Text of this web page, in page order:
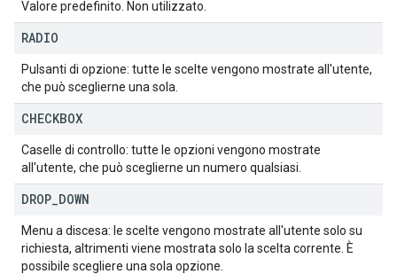
Valore predefinito. Non utilizzato.
RADIO
Pulsanti di opzione: tutte le scelte vengono mostrate all'utente,
che può sceglierne una sola.
CHECKBOX
Caselle di controllo: tutte le opzioni vengono mostrate
all'utente, che può sceglierne un numero qualsiasi.
DROP DOWN
Menu a discesa: le scelte vengono mostrate all'utente solo su
richiesta, altrimenti viene mostrata solo la scelta corrente. È
possibile scegliere una sola opzione.